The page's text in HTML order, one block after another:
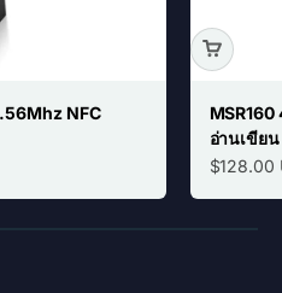
NFC
MSR160
อ่านเขียน
Sale
$128.00